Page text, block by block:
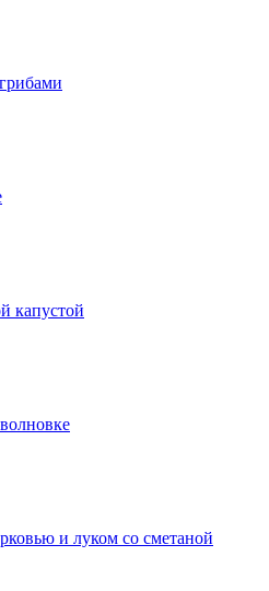
капустой
и луком со сметаной